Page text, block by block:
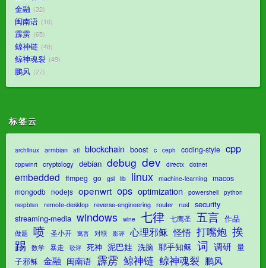
金融 32
闽南语 16
霹雳 65
鲸神链 48
鲸神魂裂 49
鹏风 27
标签云
archlinux armbian atl blockchain boost c ceph coding-style cpp
cppwinrt cryptology debian debug dev directx dotnet
embedded ffmpeg go gsl lib linux machine-learning macos
mongodb nodejs openwrt ops optimization powershell
python
raspbian
remote-desktop reverse-engineering router rust security
streaming-media windows wine 七律 七鹰圣 五言 作品
做题 喷 圣小开 寓言 对联 影评 心理邪稣 怪悟 打嘴炮 挨
踢
数学 暴走 歌评 死神 泥巴娃 洗脑 耶乎知稣 词 调研 量
子邪稣 金融 闽南语 霹雳 鲸神链 鲸神魂裂 鹏风